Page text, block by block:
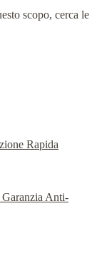
scopo, cerca le
Rapida
Garanzia Anti-